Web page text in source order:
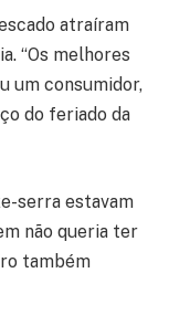
atraíram
“Os melhores
um consumidor,
do feriado da
serra estavam
não queria ter
também